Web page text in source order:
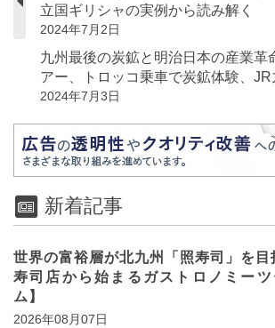
立国ギリシャの実例から読み解く
2024年7月2日
九州最後の炭鉱と明治日本の産業革
アー、トロッコ乗車で炭鉱体験、JR
2024年7月3日
新着記事
世界の富裕層が北九州「照寿司」を
寿司店から始まるガストロノミー
ム】
2026年08月07日